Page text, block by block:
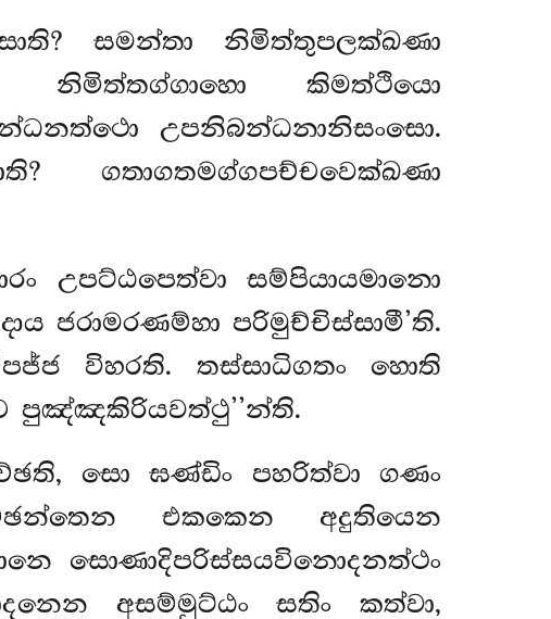
සමන්තා නිමිත්තුපලක්ඛණා
නිමිත්තග්ගාහො කිමත්ථියො
උපනිබන්ධනානිසංසො.
ගතාගතමග්ගපච්චවෙක්ඛණා
උපට්ඨපෙත්වා සම්පියායමානො
ජරාමරණම්හා පරිමුච්චිස්සාමී’ති.
විහරති. තස්සාධිගතං හොති
පුඤ්ඤකිරියවත්ථු’’න්ති.
සො ඝණ්ඩිං පහරිත්වා ගණං
එකකෙන අදුතියෙන
සොණාදිපරිස්සයවිනොදනත්ථං
අසම්මුට්ඨං සතිං කත්වා,